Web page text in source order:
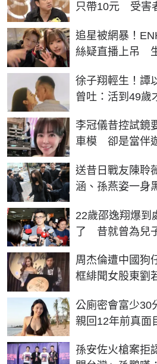
只帶10元 受害
追星被網暴！
絲疑直播上吊
徐子翔輕生！
曾吐：活到49歲
李冠儀昔控試鏡
車模 卻是當伴
送昔日戰友陳
涵、孫燕姿一身
22歲邵逸翔爆到
了 昔就曾為兒
周杰倫遭中國狗
框緋聞女股東劉
公廁密會富少30
親回12年前真面
孫安佐火槍案拒